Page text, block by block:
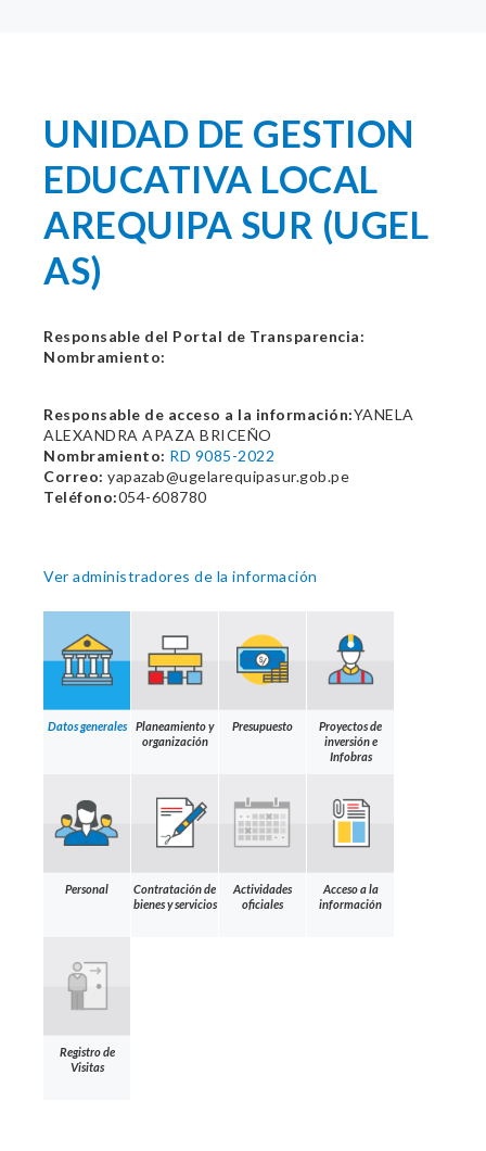
UNIDAD DE GESTION
EDUCATIVA LOCAL
AREQUIPA SUR (UGEL
AS)
Responsable del Portal de Transparencia:
Nombramiento:
Responsable de acceso a la información:YANELA
ALEXANDRA APAZA BRICEÑO
Nombramiento: RD 9085-2022
Correo: yapazab@ugelarequipasur.gob.pe
Teléfono:054-608780
Ver administradores de la información
Datos generales
Planeamiento y
organización
Presupuesto
Proyectos de
inversión e
Infobras
Personal
Contratación de
bienes y servicios
Actividades
oficiales
Acceso a la
información
Registro de
Visitas